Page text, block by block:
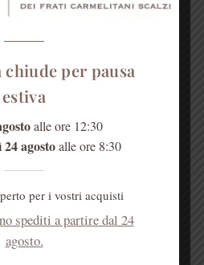
chiude per pausa
estiva
alle ore 12:30
agostoalle ore 8:30
per i vostri acquisti
spediti a partire dal 24
agosto.